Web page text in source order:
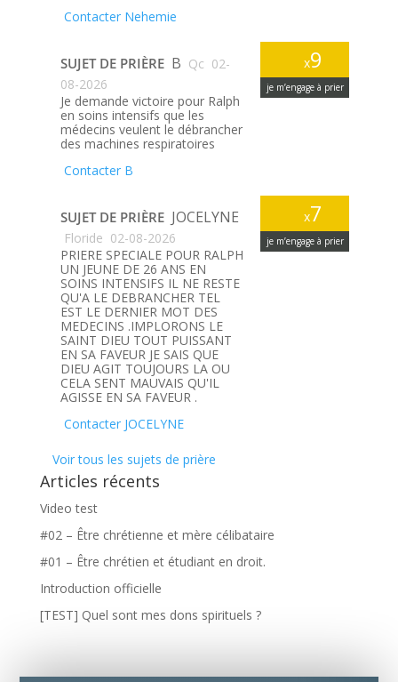
Contacter Nehemie
x9
je m’engage à prier
SUJET DE PRIÈRE B Qc 02-
08-2026
Je demande victoire pour Ralph
en soins intensifs que les
médecins veulent le débrancher
des machines respiratoires
Contacter B
x7
je m’engage à prier
SUJET DE PRIÈRE JOCELYNE
Floride 02-08-2026
PRIERE SPECIALE POUR RALPH
UN JEUNE DE 26 ANS EN
SOINS INTENSIFS IL NE RESTE
QU'A LE DEBRANCHER TEL
EST LE DERNIER MOT DES
MEDECINS .IMPLORONS LE
SAINT DIEU TOUT PUISSANT
EN SA FAVEUR JE SAIS QUE
DIEU AGIT TOUJOURS LA OU
CELA SENT MAUVAIS QU'IL
AGISSE EN SA FAVEUR .
Contacter JOCELYNE
Voir tous les sujets de prière
Articles récents
Video test
#02 – Être chrétienne et mère célibataire
#01 – Être chrétien et étudiant en droit.
Introduction officielle
[TEST] Quel sont mes dons spirituels ?